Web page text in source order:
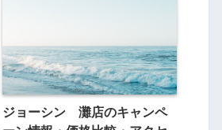
ジョーシン 灘店のキャンペ